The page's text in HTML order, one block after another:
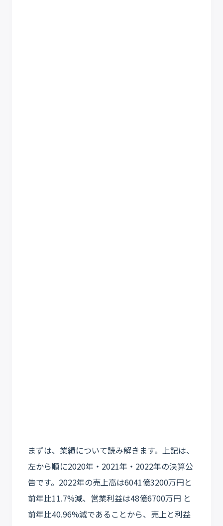
まずは、業績について読み解きます。上記は、
左から順に2020年・2021年・2022年の決算公
告です。2022年の売上高は6041億3200万円と
前年比11.7%減、営業利益は48億6700万円 と
前年比40.96%減であることから、売上と利益